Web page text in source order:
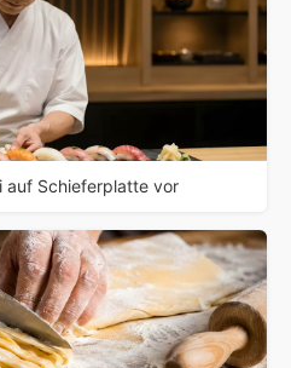
auf Schieferplatte vor